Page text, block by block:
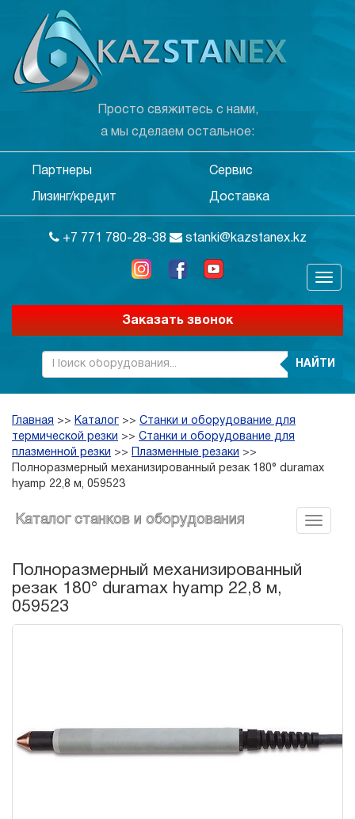
Просто свяжитесь с нами,
а мы сделаем остальное:
Партнеры Сервис
Лизинг/кредит Доставка
+7 771 780-28-38 stanki@kazstanex.kz
Заказать звонок
НАЙТИ
Главная >> Каталог >> Станки и оборудование для
термической резки >> Станки и оборудование для
плазменной резки >> Плазменные резаки >>
Полноразмерный механизированный резак 180° duramax
hyamp 22,8 м, 059523
Каталог станков и оборудования
Полноразмерный механизированный
резак 180° duramax hyamp 22,8 м,
059523